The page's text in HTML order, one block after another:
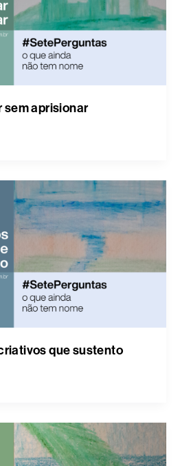
sem aprisionar
que sustento